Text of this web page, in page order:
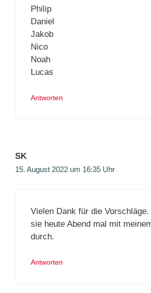
Philip
Daniel
Jakob
Nico
Noah
Lucas
Antworten
SK
15. August 2022 um 16:35 Uhr
Vielen Dank für die
sie heute Abend mal mit
durch.
Antworten